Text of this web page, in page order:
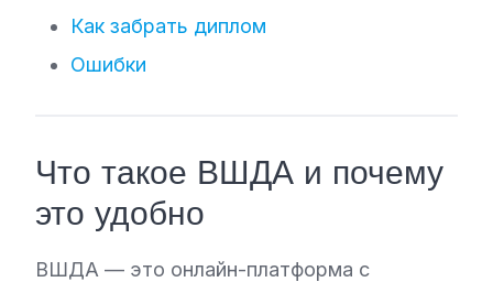
Как забрать диплом
Ошибки
Что такое ВШДА и почему
это удобно
ВШДА — это онлайн-платформа с